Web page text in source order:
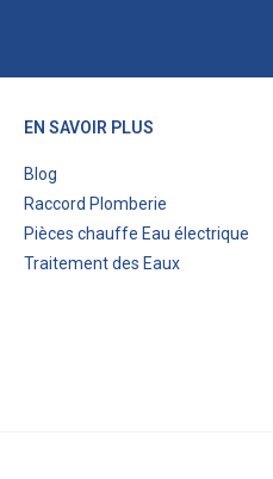
EN SAVOIR PLUS
Blog
Raccord Plomberie
Pièces chauffe Eau électrique
Traitement des Eaux